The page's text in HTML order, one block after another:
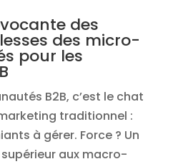
des
des micro-
pour les
B2B, c’est le chat
traditionnel :
à gérer. Force ? Un
aux macro-